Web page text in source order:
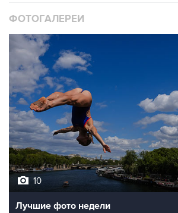
ФОТОГАЛЕРЕИ
10
Лучшие фото недели